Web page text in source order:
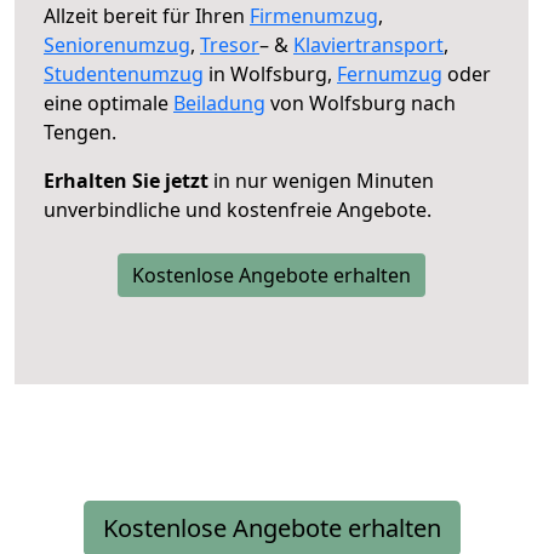
Allzeit bereit für Ihren Firmenumzug,
Seniorenumzug, Tresor– & Klaviertransport,
Studentenumzug in Wolfsburg, Fernumzug oder
eine optimale Beiladung von Wolfsburg nach
Tengen.
Erhalten Sie jetzt in nur wenigen Minuten
unverbindliche und kostenfreie Angebote.
Kostenlose Angebote erhalten
Kostenlose Angebote erhalten